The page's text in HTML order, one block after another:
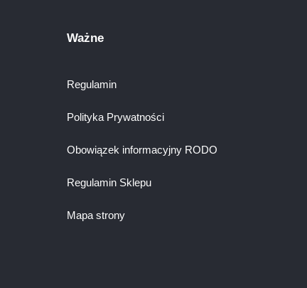
Ważne
Regulamin
Polityka Prywatności
Obowiązek informacyjny RODO
Regulamin Sklepu
Mapa strony